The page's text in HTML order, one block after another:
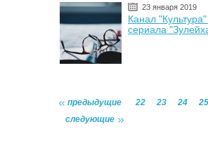
23 января 2019
Канал
сериала
предыдущие 22 23 24
25
следующие